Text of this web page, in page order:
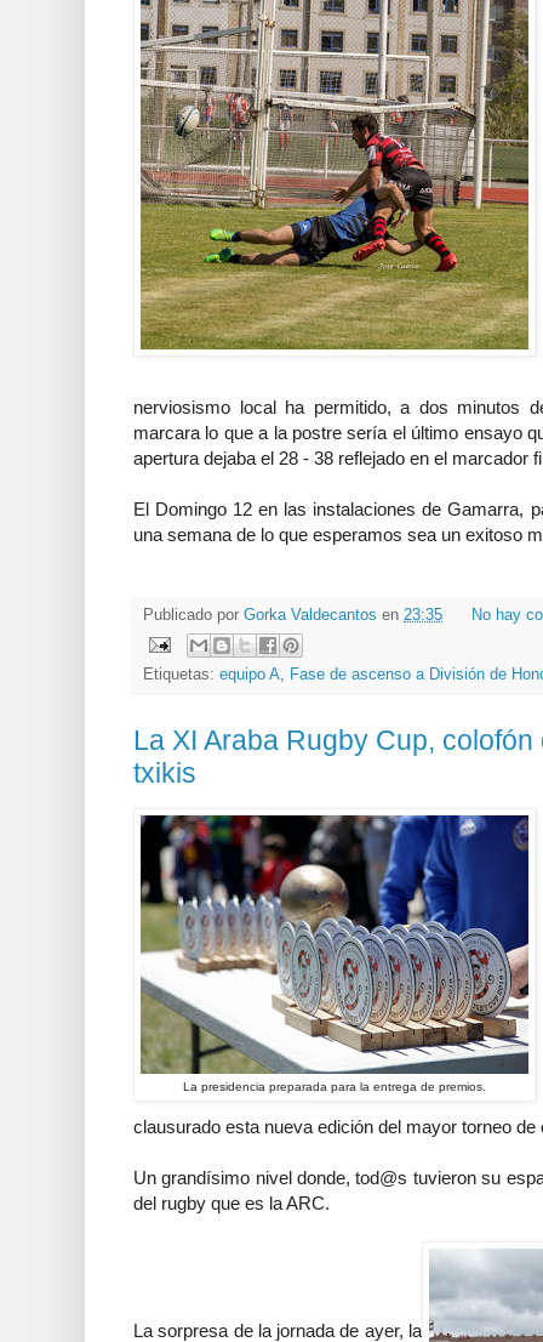
nerviosismo local ha permitido, a dos minutos
marcara lo que a la postre sería el último ensayo
apertura dejaba el 28 - 38 reflejado en el marcador
El Domingo 12 en las instalaciones de Gamarra,
una semana de lo que esperamos sea un exitoso
Publicado por Gorka Valdecantos en 23:35 No hay
Etiquetas: equipo A, Fase de ascenso a División de
La XI Araba Rugby Cup,
txikis
La presidencia preparada para la entrega de premios.
clausurado esta nueva edición del mayor torneo
Un grandísimo nivel donde, tod@s tuvieron su
del rugby que es la ARC.
La sorpresa de la jornada de ayer, la